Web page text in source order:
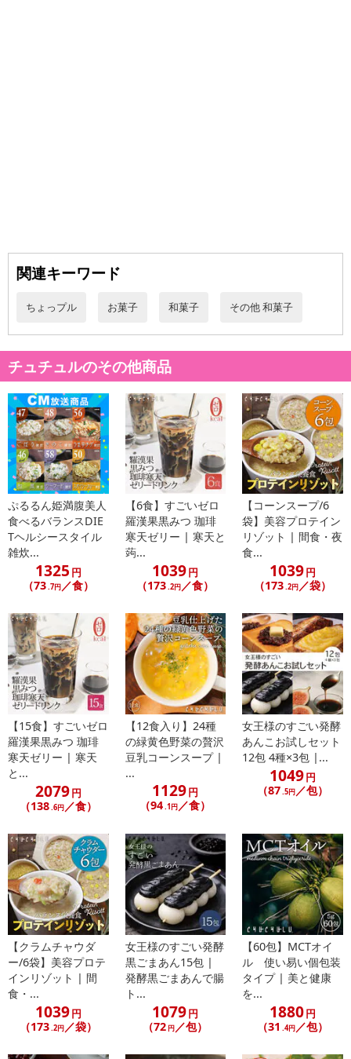
めご了承ください。
発送日カレンダー
休業日
■その他共通および商品カテゴリー別注意事項（※必ずご確認くだ
さい）
こちらの情報は 2026-07-09 14:13:35.0 での情報となります。
関連キーワード
ちょっプル お菓子 和菓子 その他 和菓子
チュチュルのその他商品
ぷるるん姫満腹美人
食べるバランスDIE
Tヘルシースタイル
雑炊...
1325 円
（73.7円／食）
【6食】すごいゼロ
羅漢果黒みつ 珈琲
寒天ゼリー | 寒天と
蒟...
1039円
（173.2円／食）
【コーンスープ/6
袋】美容プロテイン
リゾット | 間食・夜
食...
1039円
（173.2円／袋）
【15食】すごいゼロ
羅漢果黒みつ 珈琲
寒天ゼリー | 寒天
と...
2079円
（138.6円／食）
【12食入り】24種
の緑黄色野菜の贅沢
豆乳コーンスープ |
...
1129円
（94.1円／食）
女王様のすごい発酵
あんこお試しセット
12包 4種×3包 |...
1049円
（87.5円／包）
【クラムチャウダ
ー/6袋】美容プロテ
インリゾット | 間
食・...
1039円
（173 .2円／袋）
女王様のすごい発酵
黒ごまあん15包 |
発酵黒ごまあんで腸
ト...
1079円
（72 円 ／包）
【60包】MCTオイ
ル 使い易い個包装
タイプ | 美と健康
を...
1880円
（31 .4円 ／包）